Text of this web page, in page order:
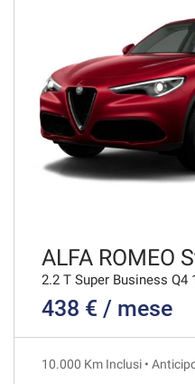
652€/mese
48 Mesi
654€/mese
676€/mese
36 Mesi
ALFA ROMEO
2.2 T Super Business Q4
438 € / mese
10.000 Km Inclusi •